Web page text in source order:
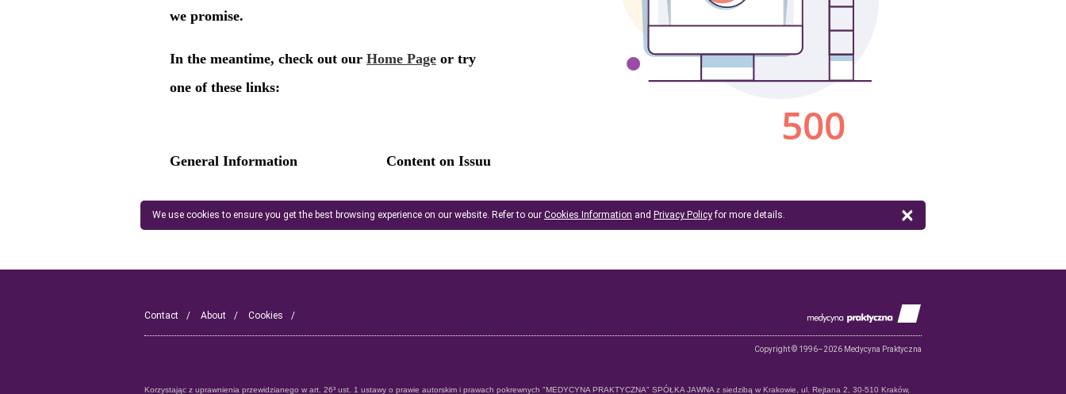
We use cookies to ensure you get the best browsing experience on our website. Refer to our Cookies Information and Privacy Policyfor more details. ×
Contact About Cookies
Copyright © 1996–2026 Medycyna Praktyczna
Korzystając z uprawnienia przewidzianego w art. 26³ ust. 1 ustawy o prawie autorskim i prawach pokrewnych "MEDYCYNA PRAKTYCZNA" SPÓŁKA JAWNA z siedzibą w Krakowie, ul. Rejtana 2, 30-510 Kraków,